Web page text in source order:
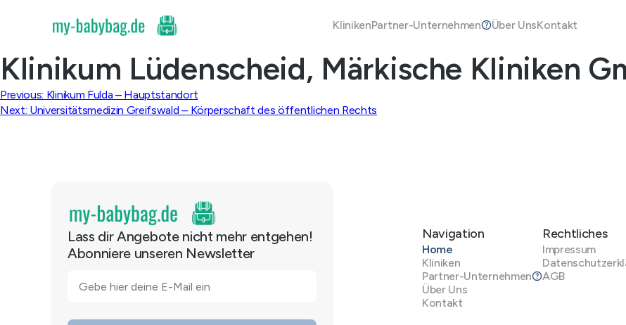
KlinikenPartner-Unternehmen Über UnsKontakt
Klinikum Lüdenscheid, Märkische Kliniken
Beitragsnavigation
Previous: Klinikum Fulda – Hauptstandort
Next: Universitätsmedizin Greifswald – Körperschaft des öffentlichen Rechts
Lass dir Angebote nicht mehr entgehen!
Abonniere unseren Newsletter
Navigation
Home
Kliniken
Partner-Unternehmen
Über Uns
Kontakt
Rechtliches
Impressum
AGB